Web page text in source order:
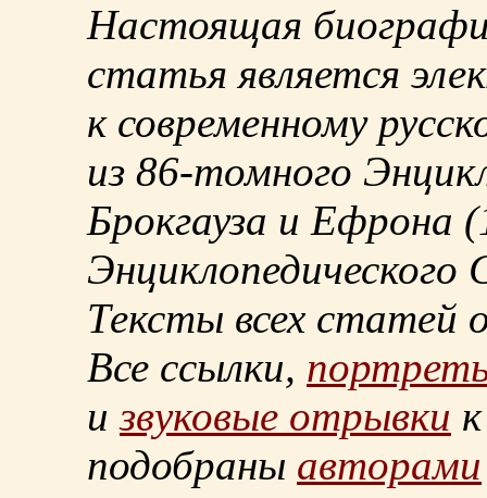
Настоящая
статья является
к современному
из 86-томного
Брокгауза и Ефрона
Энциклопедического
Тексты всех статей
Все ссылки,
извуковые отрывки
подобраны авторами